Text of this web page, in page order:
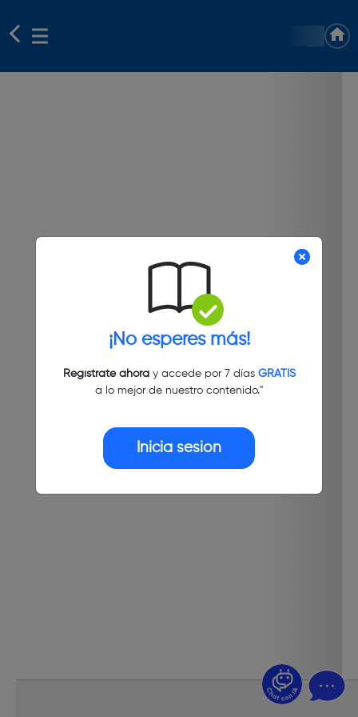
¡No esperes más!
Regístrate ahoray accede por 7 días GRATIS
a lo mejor de nuestro contenido."
Inicia sesión